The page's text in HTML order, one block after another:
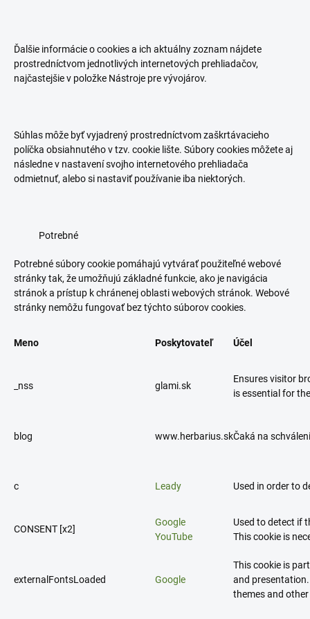
Ďalšie informácie o cookies a ich aktuálny zoznam nájdete
prostredníctvom jednotlivých internetových prehliadačov,
najčastejšie v položke Nástroje pre vývojárov.
Súhlas môže byť vyjadrený prostredníctvom zaškrtávacieho
políčka obsiahnutého v tzv. cookie lište. Súbory cookies môžete aj
následne v nastavení svojho internetového prehliadača
odmietnuť, alebo si nastaviť používanie iba niektorých.
Potrebné
Potrebné súbory cookie pomáhajú vytvárať použiteľné webové
stránky tak, že umožňujú základné funkcie, ako je navigácia
stránok a prístup k chránenej oblasti webových stránok. Webové
stránky nemôžu fungovať bez týchto súborov cookies.
Meno Poskytovateľ Účel
_nss glami.sk
Ensures visitor
is essential for
blog www.herbarius.skČaká na
c Leady Used in order to
CONSENT [x2]
Google
YouTube
Used to detect if
This cookie is
externalFontsLoaded Google
This cookie is
and
themes and